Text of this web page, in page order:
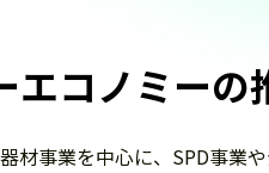
エコノミーの
材事業を中心に、SPD事業